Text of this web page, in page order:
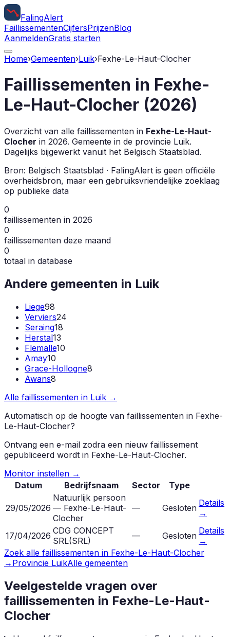
FalingAlert
FaillissementenCijfersPrijzenBlog
AanmeldenGratis starten
Home›Gemeenten›Luik›Fexhe-Le-Haut-Clocher
Faillissementen in Fexhe-
Le-Haut-Clocher (2026)
Overzicht van alle faillissementen in Fexhe-Le-Haut-
Clocher in 2026. Gemeente in de provincie Luik.
Dagelijks bijgewerkt vanuit het Belgisch Staatsblad.
Bron: Belgisch Staatsblad · FalingAlert is geen officiële
overheidsbron, maar een gebruiksvriendelijke zoeklaag
op publieke data
0
faillissementen in 2026
0
faillissementen deze maand
0
totaal in database
Andere gemeenten in Luik
Liege98
Verviers24
Seraing18
Herstal13
Flemalle10
Amay10
Grace-Hollogne8
Awans8
Alle faillissementen in Luik →
Automatisch op de hoogte van faillissementen in Fexhe-
Le-Haut-Clocher?
Ontvang een e-mail zodra een nieuw faillissement
gepubliceerd wordt in Fexhe-Le-Haut-Clocher.
Monitor instellen →
Datum
Bedrijfsnaam Sector Type
29/05/2026
Natuurlijk persoon
— Fexhe-Le-Haut-
Clocher
— Gesloten Details
→
17/04/2026 CDG CONCEPT
SRL(SRL) — Gesloten Details
→
Zoek alle faillissementen in Fexhe-Le-Haut-Clocher
→ Provincie LuikAlle gemeenten
Veelgestelde vragen over
faillissementen in Fexhe-Le-Haut-
Clocher